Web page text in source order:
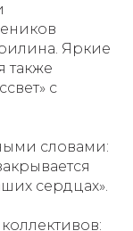
Яркие
также
с
словами:
сердцах».